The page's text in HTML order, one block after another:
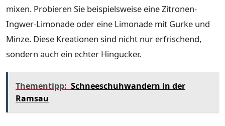
mixen. Probieren Sie beispielsweise eine Zitronen-
Ingwer-Limonade oder eine Limonade mit Gurke und
Minze. Diese Kreationen sind nicht nur erfrischend,
sondern auch ein echter Hingucker.
Thementipp: Schneeschuhwandern in der
Ramsau